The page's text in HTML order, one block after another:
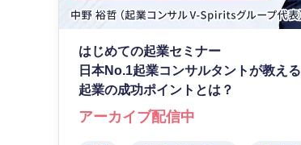
はじめての起業セミナー
日本No.1起業コンサルタントが教える
起業の成功ポイントとは？
アーカイブ配信中